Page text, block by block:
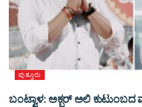
ಪುತ್ತೂರು
ಬಂಟ್ವಾಳ: ಅಕ್ಬರ್ ಅಲಿ ಕುಟುಂಬದ